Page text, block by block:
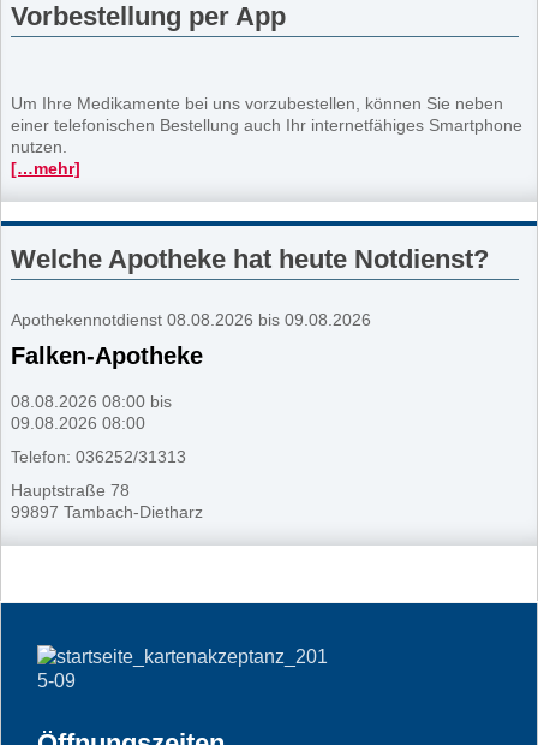
Vorbestellung per App
Um Ihre Medikamente bei uns vorzubestellen, können Sie neben
einer telefonischen Bestellung auch Ihr internetfähiges Smartphone
nutzen.
[…mehr]
Welche Apotheke hat heute Notdienst?
Apothekennotdienst 08.08.2026 bis 09.08.2026
Falken-Apotheke
08.08.2026 08:00 bis
09.08.2026 08:00
Telefon: 036252/31313
Hauptstraße 78
99897 Tambach-Dietharz